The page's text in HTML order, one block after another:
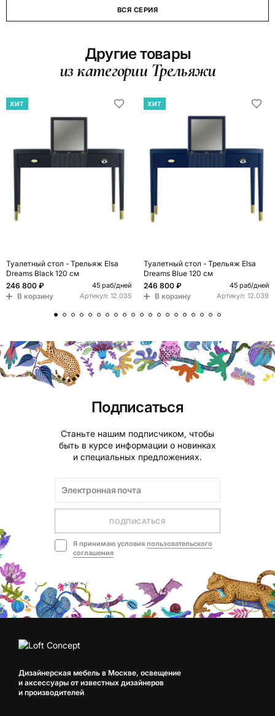
ВСЯ СЕРИЯ
Другие товары
из категории Трельяжи
ХИТ
Туалетный стол - Трельяж Elsa
Dreams Black 120 см
246 800 ₽
45 раб/дней
В корзину Артикул: 12.035
ХИТ
Туалетный стол - Трельяж Elsa
Dreams Blue 120 см
246 800 ₽
45 раб/дней
В корзину Артикул: 12.039
Подписаться
Станьте нашим подписчиком, чтобы
быть в курсе информации о новинках
и специальных предложениях.
ПОДПИСАТЬСЯ
Я принимаю условия пользовательского
соглашения
Дизайнерская мебель в Москве, освещение
и аксессуары от известных дизайнеров
и производителей